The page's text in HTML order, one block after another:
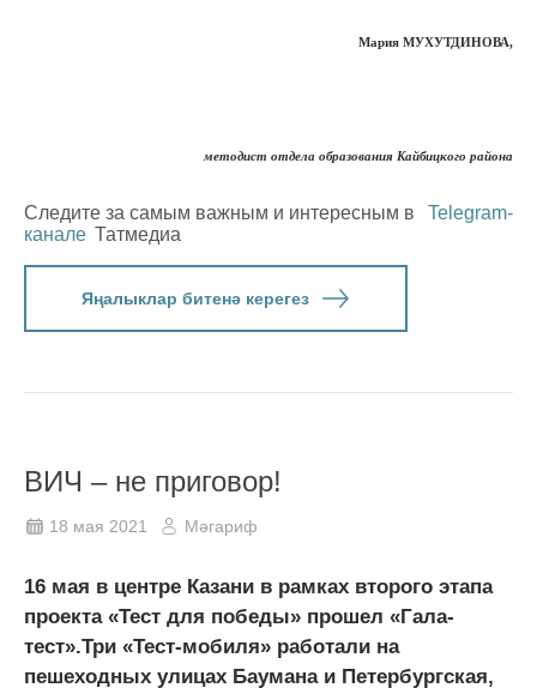
Мария МУХУТДИНОВА,
методист отдела образования Кайбицкого района
Следите за самым важным и интересным в
Telegram-
канале Татмедиа
Яңалыклар битенә керегез
ВИЧ – не приговор!
18 мая 2021 Мәгариф
16 мая в центре Казани в рамках второго этапа
проекта «Тест для победы» прошел «Гала-
тест».Три «Тест-мобиля» работали на
пешеходных улицах Баумана и Петербургская,